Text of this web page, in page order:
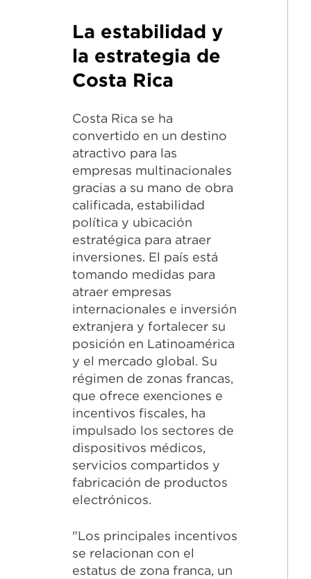
La estabilidad y
la estrategia de
Costa Rica
Costa Rica se ha
convertido en un destino
atractivo para las
empresas multinacionales
gracias a su mano de obra
calificada, estabilidad
política y ubicación
estratégica para atraer
inversiones. El país está
tomando medidas para
atraer empresas
internacionales e inversión
extranjera y fortalecer su
posición en Latinoamérica
y el mercado global. Su
régimen de zonas francas,
que ofrece exenciones e
incentivos fiscales, ha
impulsado los sectores de
dispositivos médicos,
servicios compartidos y
fabricación de productos
electrónicos.
"Los principales incentivos
se relacionan con el
estatus de zona franca, un